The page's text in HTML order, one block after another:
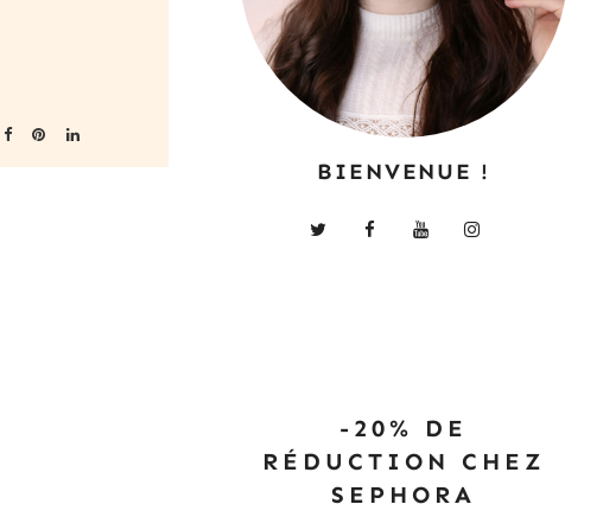
BIENVENUE !
-20% DE
RÉDUCTION CHEZ
SEPHORA